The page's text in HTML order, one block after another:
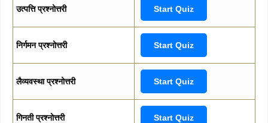
उत्पत्ति प्रश्नोत्तरी Start Quiz
निर्गमन प्रश्नोत्तरी Start Quiz
लैव्यवस्था प्रश्नोत्तरी Start Quiz
गिनती प्रश्नोत्तरी Start Quiz